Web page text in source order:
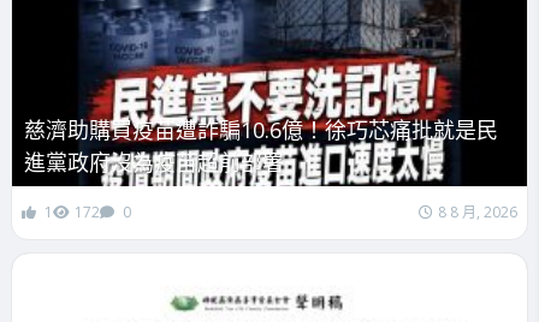
慈濟助購買疫苗遭詐騙10.6億！徐巧芯痛批就是民
進黨政府沒為疫苗超前部署
1 172 0 8 8 月, 2026